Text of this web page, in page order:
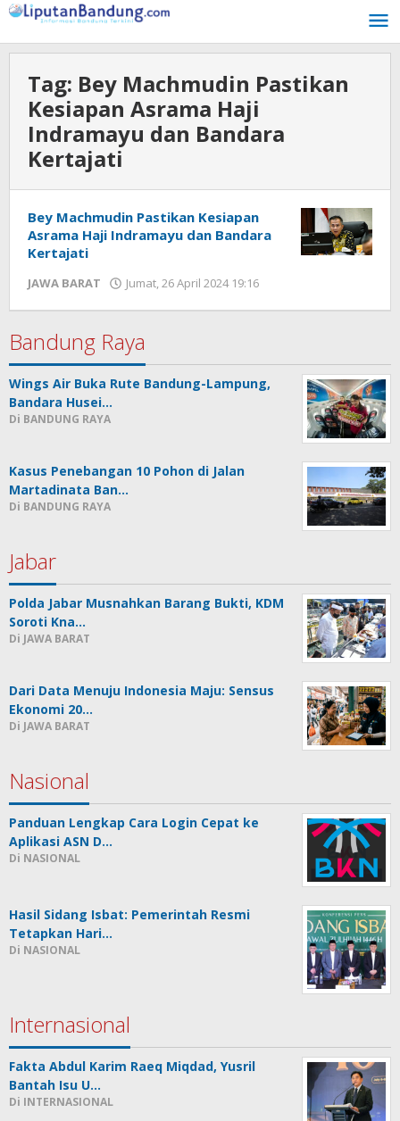
Lewati
konten
Tag: Bey Machmudin Pastikan
Kesiapan Asrama Haji
Indramayu dan Bandara
Kertajati
Bey Machmudin Pastikan Kesiapan
Asrama Haji Indramayu dan Bandara
Kertajati
JAWA BARAT Jumat, 26 April 2024 19:16
Bandung Raya
Wings Air Buka Rute Bandung-Lampung,
Bandara Husei…
Di BANDUNG RAYA
Kasus Penebangan 10 Pohon di Jalan
Martadinata Ban…
Di BANDUNG RAYA
Jabar
Polda Jabar Musnahkan Barang Bukti, KDM
Soroti Kna…
Di JAWA BARAT
Dari Data Menuju Indonesia Maju: Sensus
Ekonomi 20…
Di JAWA BARAT
Nasional
Panduan Lengkap Cara Login Cepat ke
Aplikasi ASN D…
Di NASIONAL
Hasil Sidang Isbat: Pemerintah Resmi
Tetapkan Hari…
Di NASIONAL
Internasional
Fakta Abdul Karim Raeq Miqdad, Yusril
Bantah Isu U…
Di INTERNASIONAL